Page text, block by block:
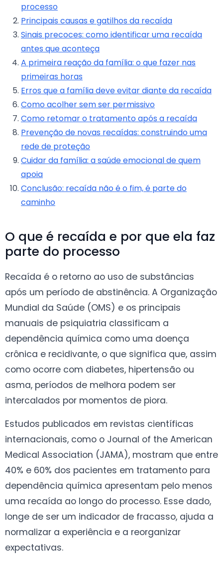
processo
Principais causas e gatilhos da recaída
Sinais precoces: como identificar uma recaída
antes que aconteça
A primeira reação da família: o que fazer nas
primeiras horas
Erros que a família deve evitar diante da recaída
Como acolher sem ser permissivo
Como retomar o tratamento após a recaída
Prevenção de novas recaídas: construindo uma
rede de proteção
Cuidar da família: a saúde emocional de quem
apoia
Conclusão: recaída não é o fim, é parte do
caminho
O que é recaída e por que ela faz
parte do processo
Recaída é o retorno ao uso de substâncias
após um período de abstinência. A Organização
Mundial da Saúde (OMS) e os principais
manuais de psiquiatria classificam a
dependência química como uma doença
crônica e recidivante, o que significa que, assim
como ocorre com diabetes, hipertensão ou
asma, períodos de melhora podem ser
intercalados por momentos de piora.
Estudos publicados em revistas científicas
internacionais, como o Journal of the American
Medical Association (JAMA), mostram que entre
40% e 60% dos pacientes em tratamento para
dependência química apresentam pelo menos
uma recaída ao longo do processo. Esse dado,
longe de ser um indicador de fracasso, ajuda a
normalizar a experiência e a reorganizar
expectativas.